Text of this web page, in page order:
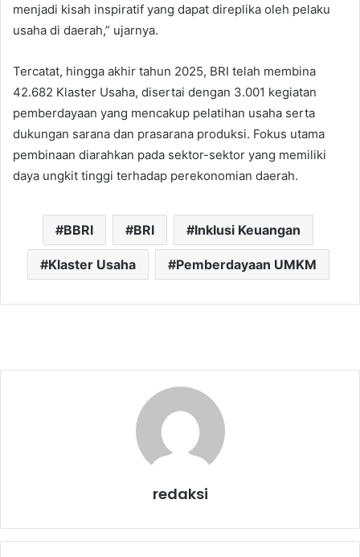
menjadi kisah inspiratif yang dapat direplika oleh pelaku
usaha di daerah,” ujarnya.
Tercatat, hingga akhir tahun 2025, BRI telah membina
42.682 Klaster Usaha, disertai dengan 3.001 kegiatan
pemberdayaan yang mencakup pelatihan usaha serta
dukungan sarana dan prasarana produksi. Fokus utama
pembinaan diarahkan pada sektor-sektor yang memiliki
daya ungkit tinggi terhadap perekonomian daerah.
BBRI BRI Inklusi Keuangan
Klaster Usaha Pemberdayaan UMKM
redaksi